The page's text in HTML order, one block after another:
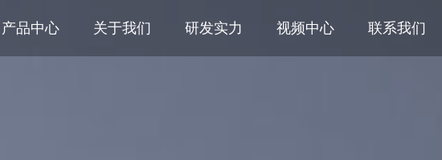
产品中心 关于我们 研发实力 视频中心 联系我们